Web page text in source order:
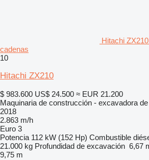
Hitachi
cadenas
10
Hitachi ZX210
$ 983.600 US$ 24.500 ≈ EUR 21.200
Maquinaria de construcción - excavadora
2018
2.863 m/h
Euro 3
Potencia 112 kW (152 Hp) Combustible
21.000 kg Profundidad de excavación 6,67
9,75 m